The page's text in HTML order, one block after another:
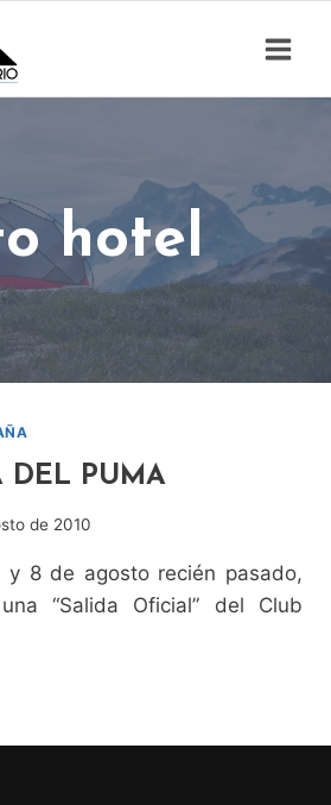
hotel
DEL PUMA
de 2010
y 8 de agosto recién pasado,
“Salida Oficial” del Club